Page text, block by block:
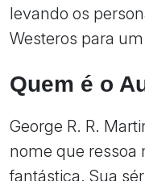
levando os
Westeros para
Quem é o
George R. R.
nome que ressoa
fantástica. Sua